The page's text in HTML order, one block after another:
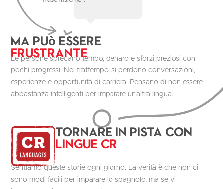
Ma può essere
Frustrante
Le persone sprecano tempo, denaro e sforzi preziosi con
pochi progressi. Nel frattempo, si perdono conversazioni,
esperienze e opportunità di carriera. Pensano di non essere
abbastanza intelligenti per imparare un'altra lingua.
Tornare in pista con
Lingue CR
Sentiamo queste storie ogni giorno. La verità è che non ci
sono modi facili per imparare lo spagnolo, ma se vi